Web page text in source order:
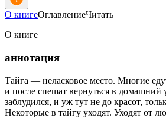
О книгеОглавлениеЧитать
О книге
аннотация
Тайга — неласковое место. Многие
и после спешат вернуться в домашний
заблудился, и уж тут не до красот,
Некоторые в тайгу уходят. Уходят от